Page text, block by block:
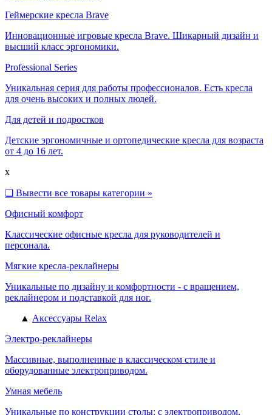
Геймерские кресла Brave
Инновационные игровые кресла Brave. Шикарный дизайн и
высший класс эргономики.
Professional Series
Уникальная серия для работы профессионалов. Есть кресла
для очень высоких и полных людей.
Для детей и подростков
Детские эргономичные и ортопедические кресла для возраста
от 4 до 16 лет.
x
❑ Вывести все товары категории »
Офисный комфорт
Классические офисные кресла для руководителей и
персонала.
Мягкие кресла-реклайнеры
Уникальные по дизайну и комфортности - с вращением,
реклайнером и подставкой для ног.
▲ Аксессуары Relax
Электро-реклайнеры
Массивные, выполненные в классическом стиле и
оборудованные электроприводом.
Умная мебель
Уникальные по конструкции столы: с электроприводом,